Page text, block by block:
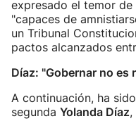
expresado el temor
"capaces de
un Tribunal
pactos alcanzados
Díaz: "Gobernar no
A continuación, ha
segunda Yolanda Díaz,